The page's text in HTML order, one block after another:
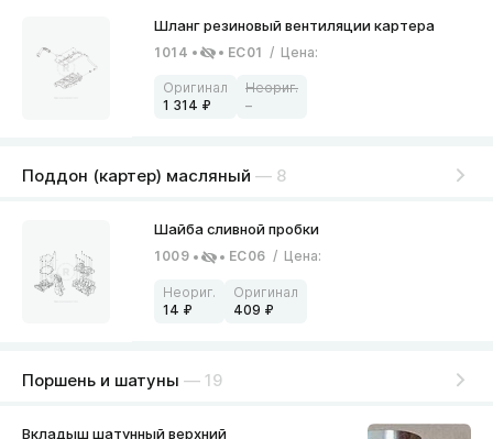
1014 EC01 / Цена:
1 314 –
Поддон (картер) масляный — 8
1009 EC06 / Цена:
14 409
Поршень и шатуны — 19